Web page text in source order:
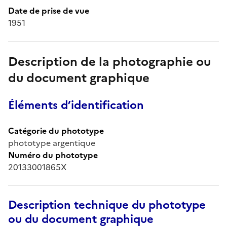
Date de prise de vue
1951
Description de la photographie ou
du document graphique
Éléments d’identification
Catégorie du phototype
phototype argentique
Numéro du phototype
20133001865X
Description technique du phototype
ou du document graphique